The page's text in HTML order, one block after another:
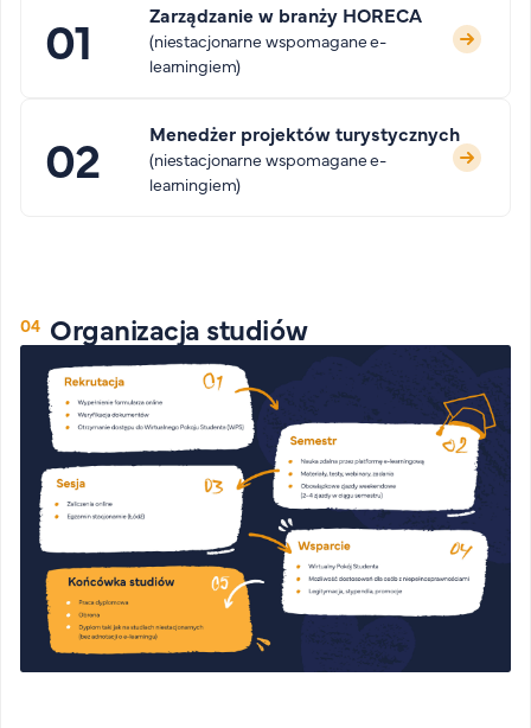
Zarządzanie w branży HORECA
(niestacjonarne wspomagane e-
learningiem)
Menedżer projektów turystycznych
(niestacjonarne wspomagane e-
learningiem)
Organizacja studiów